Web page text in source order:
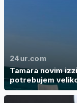
24ur.com
Tamara novim
potrebujem